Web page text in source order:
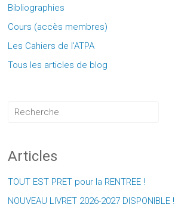
Bibliographies
Cours (accès membres)
Les Cahiers de l'ATPA
Tous les articles de blog
Articles
TOUT EST PRET pour la RENTREE !
NOUVEAU LIVRET 2026-2027 DISPONIBLE !